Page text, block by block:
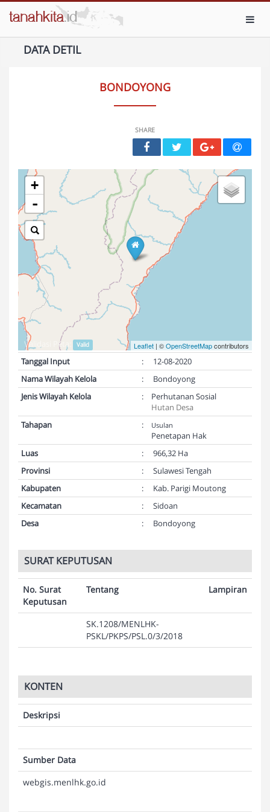
DATA DETIL
BONDOYONG
SHARE
+
-
Leaflet | ©OpenStreetMapcontributors
Validasi Peta: Valid
Tanggal Input :
12-08-2020
Nama Wilayah Kelola
:
Bondoyong
Jenis Wilayah Kelola
:
Perhutanan Sosial
Hutan Desa
Tahapan
: Usulan
Penetapan Hak
Luas
:
966,32 Ha
Provinsi
:
Sulawesi Tengah
Kabupaten
:
Kab. Parigi Moutong
Kecamatan
:
Sidoan
Desa
: Bondoyong
SURAT KEPUTUSAN
No. Surat
Keputusan
Tentang Lampiran
SK.1208/MENLHK-
PSKL/PKPS/PSL.0/3/2018
KONTEN
Deskripsi
Sumber Data
webgis.menlhk.go.id